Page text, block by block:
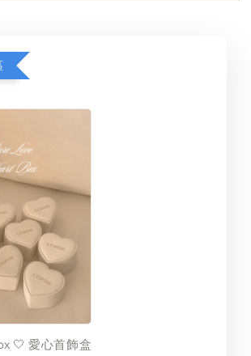
🤍 愛心首飾盒